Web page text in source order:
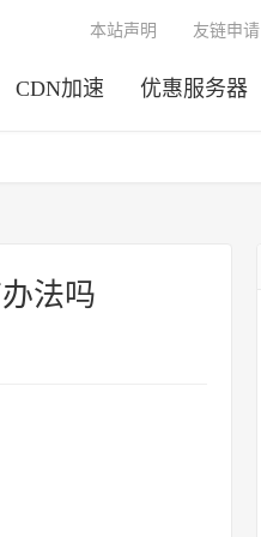
CDN加速 优惠服务器
本站声明 友链申请
法吗